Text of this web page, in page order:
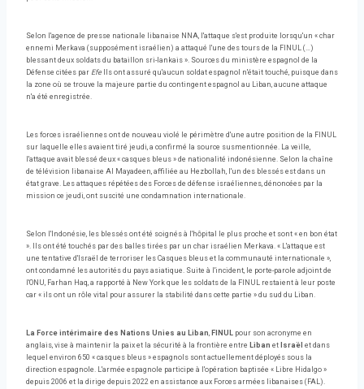
Selon l'agence de presse nationale libanaise NNA, l'attaque s'est produite lorsqu'un « char
ennemi Merkava (supposément israélien) a attaqué l'une des tours de la FINUL (…)
blessant deux soldats du bataillon sri-lankais ». Sources du ministère espagnol de la
Défense citées par Efe Ils ont assuré qu'aucun soldat espagnol n'était touché, puisque dans
la zone où se trouve la majeure partie du contingent espagnol au Liban, aucune attaque
n'a été enregistrée.
Les forces israéliennes ont de nouveau violé le périmètre d'une autre position de la FINUL
sur laquelle elles avaient tiré jeudi, a confirmé la source susmentionnée. La veille,
l'attaque avait blessé deux « casques bleus » de nationalité indonésienne. Selon la chaîne
de télévision libanaise Al Mayadeen, affiliée au Hezbollah, l'un des blessés est dans un
état grave. Les attaques répétées des Forces de défense israéliennes, dénoncées par la
mission ce jeudi, ont suscité une condamnation internationale.
Selon l'Indonésie, les blessés ont été soignés à l'hôpital le plus proche et sont « en bon état
». Ils ont été touchés par des balles tirées par un char israélien Merkava. « L'attaque est
une tentative d'Israël de terroriser les Casques bleus et la communauté internationale »,
ont condamné les autorités du pays asiatique. Suite à l'incident, le porte-parole adjoint de
l'ONU, Farhan Haq, a rapporté à New York que les soldats de la FINUL restaient à leur poste
car « ils ont un rôle vital pour assurer la stabilité dans cette partie » du sud du Liban.
La Force intérimaire des Nations Unies au Liban, FINUL pour son acronyme en
anglais, vise à maintenir la paix et la sécurité à la frontière entre Liban et Israël et dans
lequel environ 650 « casques bleus » espagnols sont actuellement déployés sous la
direction espagnole. L'armée espagnole participe à l'opération baptisée « Libre Hidalgo »
depuis 2006 et la dirige depuis 2022 en assistance aux Forces armées libanaises (FAL).